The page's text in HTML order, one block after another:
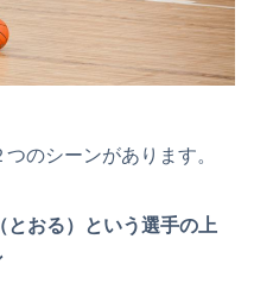
のシーンがあります。
おる）という選手の上